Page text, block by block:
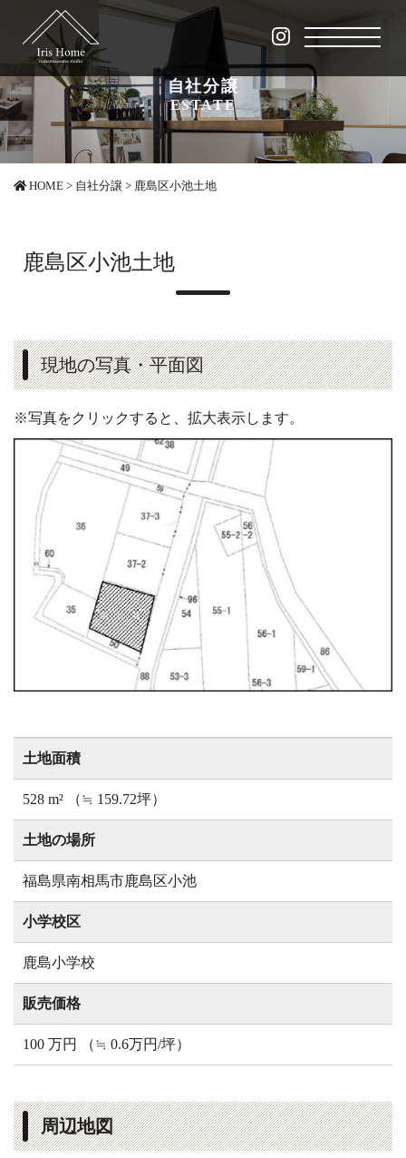
自社分譲
ESTATE
HOME > 自社分譲 > 鹿島区小池土地
鹿島区小池土地
現地の写真・平面図
※写真をクリックすると、拡大表示します。
土地面積
528 m² （≒ 159.72坪）
土地の場所
福島県南相馬市鹿島区小池
小学校区
鹿島小学校
販売価格
100 万円 （≒ 0.6万円/坪）
周辺地図